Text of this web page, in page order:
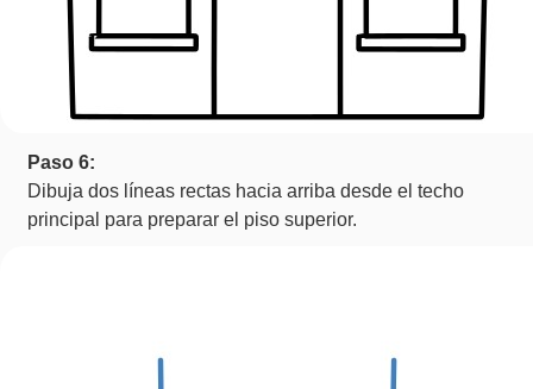
Paso 6:
Dibuja dos líneas rectas hacia arriba desde el techo
principal para preparar el piso superior.